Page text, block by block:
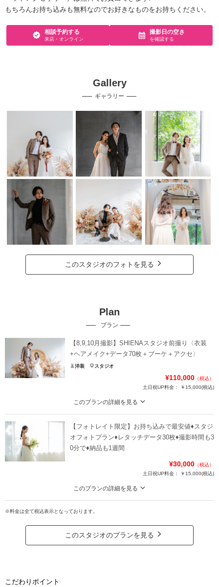
もちろんお持ち込みも無料なのでお好きなものをお持ちください。
相談予約する
来店・オンライン
撮影日の空き
を確認する
Gallery
ギャラリー
このスタジオのフォトを見る
Plan
プラン
【8,9,10月撮影】SHIENAスタジオ前撮り〈衣装
+ヘアメイク+データ70枚＋ブーケ＋アクセ〉
洋装 スタジオ
¥110,000 （税込）
土日祝UP料金：
￥15,000(税込)
このプランの詳細を見る
SHIENAの新しいスタジオで叶う、特別な前撮りを。
【Planに含まれているもの】
スタジオフォト70枚
ドレス1着
タキシード1着
車送迎（たまプラーザ駅⇄スタジオ）
持ち込み無料！
事前試着なしでもご利用可能です！
プラン詳細
アルバム
【フォトレイト限定】お持ち込みで最安値♦︎スタジ
オフォトプラン♦︎レタッチデータ30枚♦︎撮影時間も3
0分で♦︎納品も1週間
¥30,000 （税込）
土日祝UP料金：
￥15,000(税込)
このプランの詳細を見る
前撮りしたいけど費用が…SHIENA studioはそんなお客様の味方になりま
す！！
小物（ブーケやアクセ等）
※料金は全て税込表示となっております。
このスタジオのプランを見る
こだわりポイント